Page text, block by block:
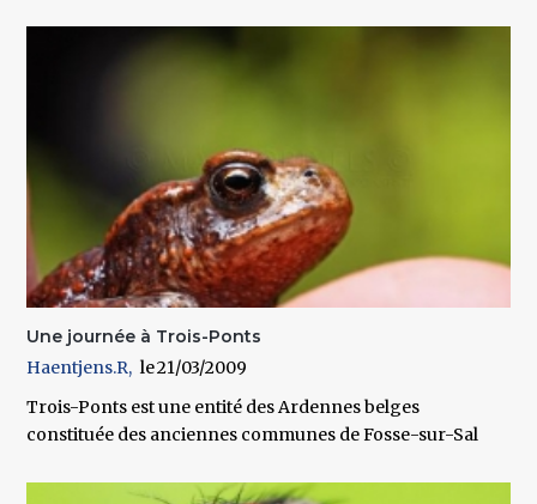
Une journée à Trois-Ponts
Haentjens.R
21/03/2009
Trois-Ponts est une entité des Ardennes belges
constituée des anciennes communes de Fosse-sur-Sal